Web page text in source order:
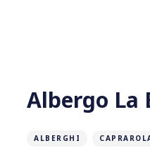
Albergo La
ALBERGHI